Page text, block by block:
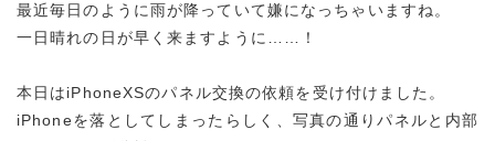
最近毎日のように雨が降っていて嫌になっちゃいますね。
一日晴れの日が早く来ますように……！
本日はiPhoneXSのパネル交換の依頼を受け付けました。
iPhoneを落としてしまったらしく、写真の通りパネルと内部